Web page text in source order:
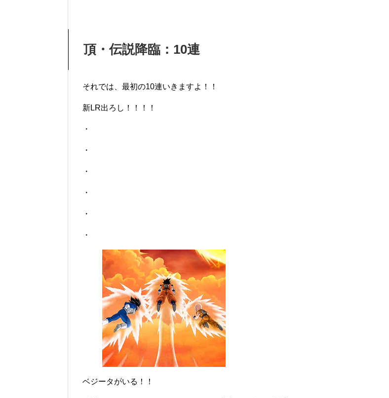
頂・伝説降臨：10連
それでは、最初の10連いきますよ！！
新LR出ろし！！！！
・
・
・
・
・
・
ベジータがいる！！